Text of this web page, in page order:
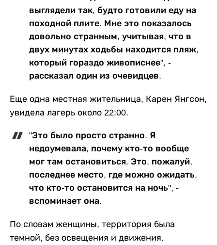
выглядели так, будто готовили еду на
походной плите. Мне это показалось
довольно странным, учитывая, что в
двух минутах ходьбы находится пляж,
который гораздо живописнее", -
рассказал один из очевидцев.
Еще одна местная жительница, Карен Янгсон,
увидела лагерь около 22:00.
"Это было просто странно. Я
недоумевала, почему кто-то вообще
мог там остановиться. Это, пожалуй,
последнее место, где можно ожидать,
что кто-то остановится на ночь", -
вспоминает она.
По словам женщины, территория была
темной, без освещения и движения.